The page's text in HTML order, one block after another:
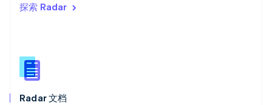
探索 Radar
Radar 文档
西班牙
新西兰
English
匈牙利
English